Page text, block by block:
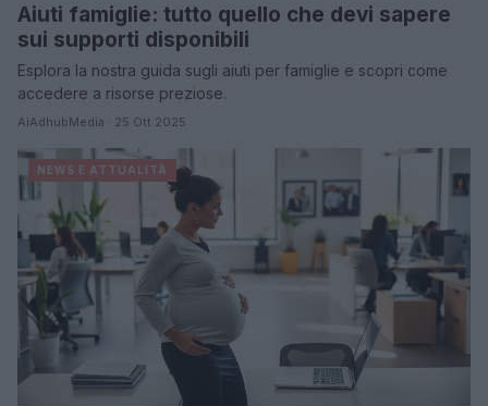
Aiuti famiglie: tutto quello che devi sapere
sui supporti disponibili
Esplora la nostra guida sugli aiuti per famiglie e scopri come
accedere a risorse preziose.
AiAdhubMedia · 25 Ott 2025
NEWS E ATTUALITÀ